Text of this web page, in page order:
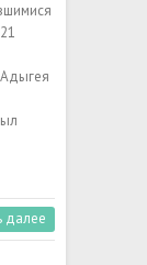
далее